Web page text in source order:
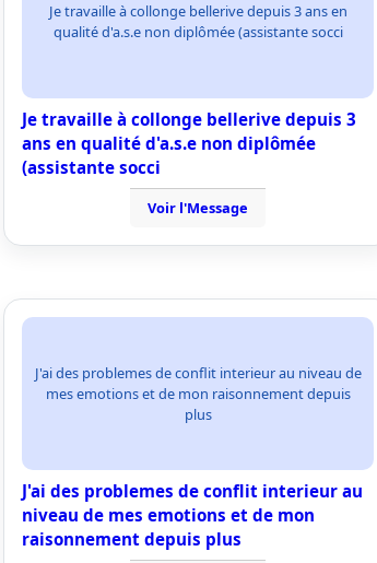
Je travaille à collonge bellerive depuis 3 ans en
qualité d'a.s.e non diplômée (assistante socci
Je travaille à collonge bellerive depuis 3
ans en qualité d'a.s.e non diplômée
(assistante socci
Voir l'Message
J'ai des problemes de conflit interieur au niveau de
mes emotions et de mon raisonnement depuis
plus
J'ai des problemes de conflit interieur au
niveau de mes emotions et de mon
raisonnement depuis plus